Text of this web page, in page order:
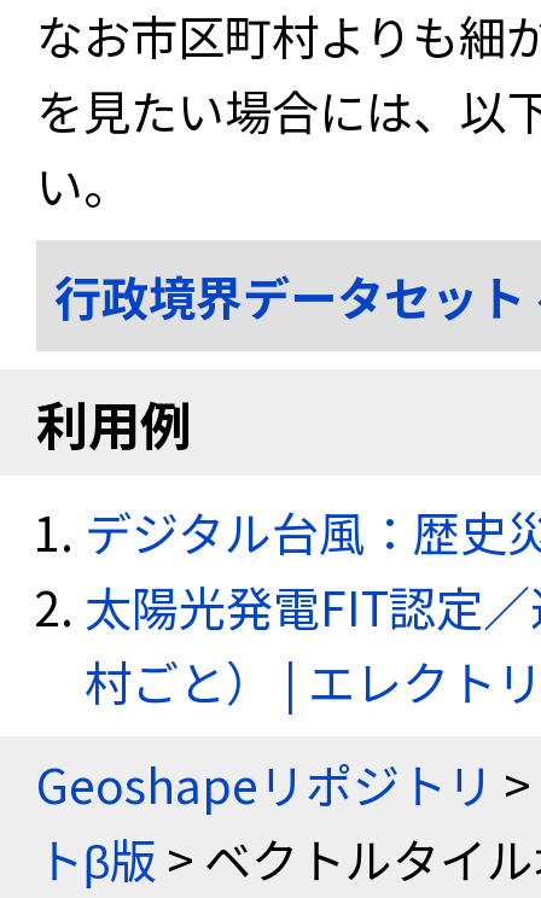
なお市区町村よりも細
を見たい場合には、以
い。
行政境界データセッ
利用例
デジタル台風：歴史
太陽光発電FIT認定
村ごと） | エレクト
Geoshapeリポジトリ >
トβ版 > ベクトルタイ